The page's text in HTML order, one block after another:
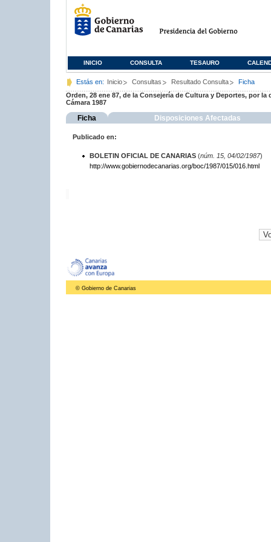
INICIO CONSULTA TESAURO
Estás en: Inicio Consultas Resultado Consulta
Ficha
Orden, 28 ene 87, de la Consejería de Cultura y Deportes, por
Cámara 1987
Ficha Disposiciones Afectadas
Publicado en:
BOLETIN OFICIAL DE CANARIAS(núm. 15, 04/02/1987)
http://www.gobiernodecanarias.org/boc/1987/015/016.html
© Gobierno de Canarias